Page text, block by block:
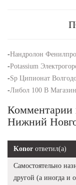
-Нандролон
-Potassium
-Sp Ципионат
-Либол 100 В
Комментарии
Нижний
Konor ответил(а)
Самостоятельно
другой (а иногда и